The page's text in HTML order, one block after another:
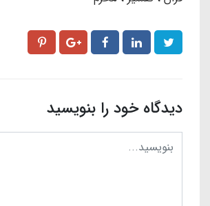
دیدگاه خود را بنویسید